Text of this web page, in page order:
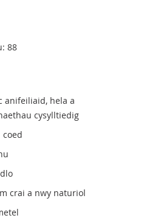
88
anifeiliaid, hela a
cysylltiedig
crai a nwy naturiol